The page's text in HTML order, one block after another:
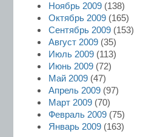
Ноябрь 2009 (138)
Октябрь 2009 (165)
Сентябрь 2009 (153)
Август 2009 (35)
Июль 2009 (113)
Июнь 2009 (72)
Май 2009 (47)
Апрель 2009 (97)
Март 2009 (70)
Февраль 2009 (75)
Январь 2009 (163)